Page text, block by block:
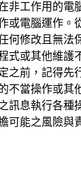
非工作用的電
或電腦運作。
何修改且無法
式或其他維護
之前，記得先
不當操作或其
訊息執行各種
可能之風險與